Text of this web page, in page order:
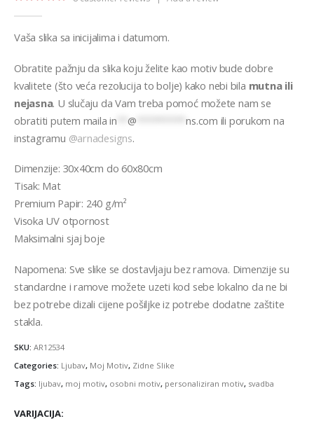
Vaša slika sa inicijalima i datumom.
Obratite pažnju da slika koju želite kao motiv bude dobre
kvalitete (što veća rezolucija to bolje) kako nebi bila mutna ili
nejasna. U slučaju da Vam treba pomoć možete nam se
obratiti putem mailain **@ *********ns.com ili porukom na
instagramu @arnadesigns.
Dimenzije: 30x40cm do 60x80cm
Tisak: Mat
Premium Papir: 240 g/m²
Visoka UV otpornost
Maksimalni sjaj boje
Napomena: Sve slike se dostavljaju bez ramova. Dimenzije su
standardne i ramove možete uzeti kod sebe lokalno da ne bi
bez potrebe dizali cijene pošiljke iz potrebe dodatne zaštite
stakla.
SKU: AR12534
Categories: Ljubav, Moj Motiv, Zidne Slike
Tags: ljubav, moj motiv, osobni motiv, personaliziran motiv, svadba
VARIJACIJA